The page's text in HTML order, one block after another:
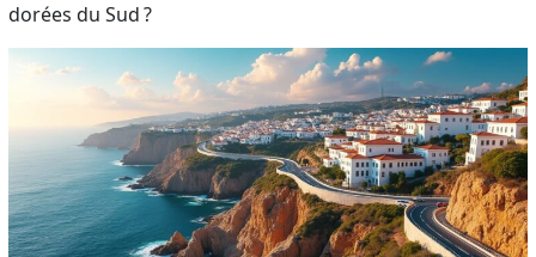
dorées du Sud ?